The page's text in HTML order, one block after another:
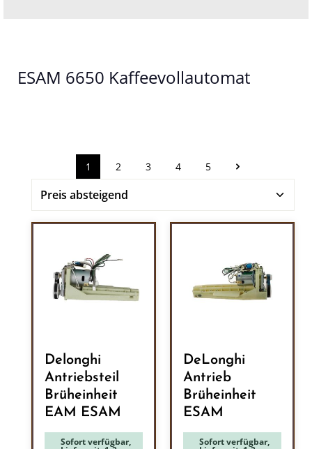
ESAM 6650 Kaffeevollautomat
Seite
1 Seite
2 Seite
3 Seite
4 Seite
5
Delonghi
Antriebsteil
Brüheinheit
EAM ESAM
Sofort verfügbar,
DeLonghi
Antrieb
Brüheinheit
ESAM
Sofort verfügbar,